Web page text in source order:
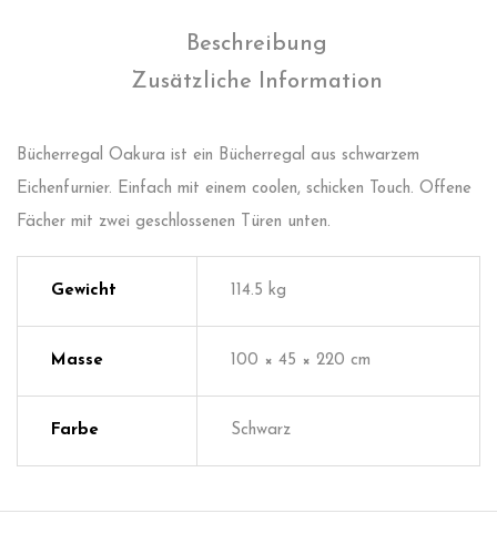
Beschreibung
Zusätzliche Information
Bücherregal Oakura ist ein Bücherregal aus schwarzem
Eichenfurnier. Einfach mit einem coolen, schicken Touch. Offene
Fächer mit zwei geschlossenen Türen unten.
Gewicht 114.5 kg
Masse 100 × 45 × 220 cm
Farbe Schwarz